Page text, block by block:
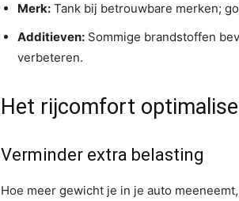
Merk: Tank bij betrouwbare merken;
Additieven: Sommige brandstoffen
verbeteren.
Het rijcomfort
Verminder extra belasting
Hoe meer gewicht je in je auto